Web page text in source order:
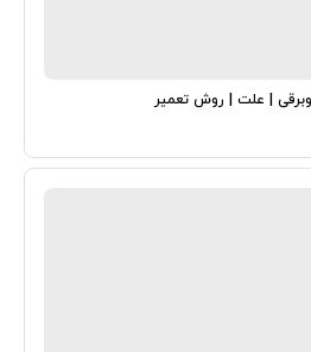
| علت | روش تعمیر